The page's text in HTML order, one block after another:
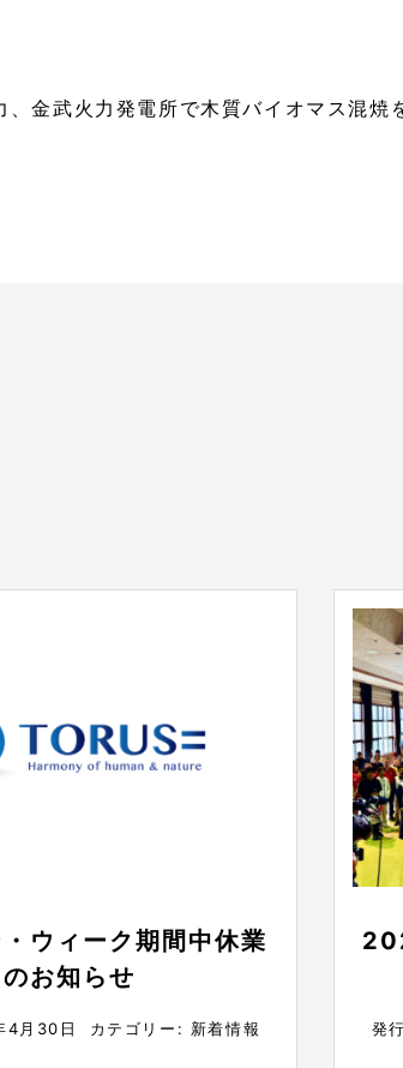
、金武火力発電所で木質バイオマス混焼
ウィーク期間中休業
のお知らせ
4月30日 カテゴリー: 新着情報 発